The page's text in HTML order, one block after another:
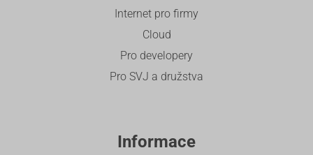
Internet pro firmy
Cloud
Pro developery
Pro SVJ a družstva
Informace